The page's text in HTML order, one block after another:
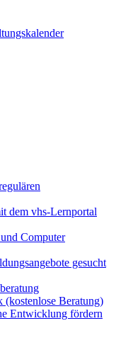
dem vhs-Lernportal
Computer
gesucht
(kostenlose Beratung)
Entwicklung fördern